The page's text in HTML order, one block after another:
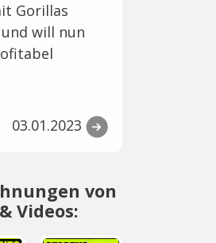
Gorillas
will nun
03.01.2023
von
Videos: